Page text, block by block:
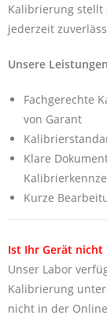
Kalibrierung stellt
jederzeit
Unsere
Fachgerechte
von Garant
Klare
Kurze
Ist Ihr Gerät
Unser Labor
Kalibrierung
nicht in der